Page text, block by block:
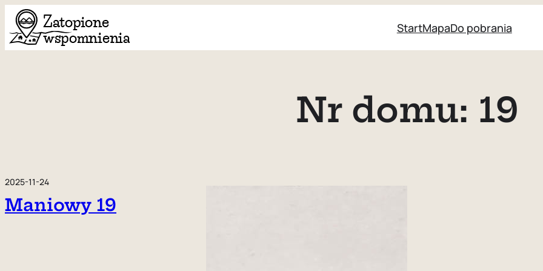
Przejdź
do
treści
StartMapaDo pobrania
Nr domu: 19
2025-11-24
Maniowy 19